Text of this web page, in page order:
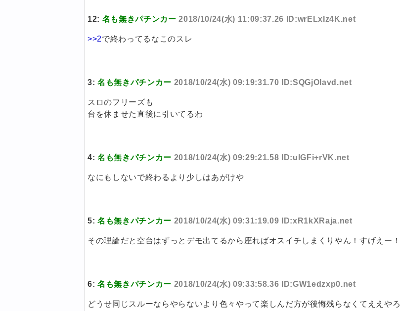
12: 名も無きパチンカー 2018/10/24(水) 11:09:37.26 ID:wrELxIz4K.net
>>2で終わってるなこのスレ
3: 名も無きパチンカー 2018/10/24(水) 09:19:31.70 ID:SQGjOlavd.net
スロのフリーズも
台を休ませた直後に引いてるわ
4: 名も無きパチンカー 2018/10/24(水) 09:29:21.58 ID:ulGFi+rVK.net
なにもしないで終わるより少しはあがけや
5: 名も無きパチンカー 2018/10/24(水) 09:31:19.09 ID:xR1kXRaja.net
その理論だと空台はずっとデモ出てるから座ればオスイチしまくりやん！すげえー！
6: 名も無きパチンカー 2018/10/24(水) 09:33:58.36 ID:GW1edzxp0.net
どうせ同じスルーならやらないより色々やって楽しんだ方が後悔残らなくてええやろ